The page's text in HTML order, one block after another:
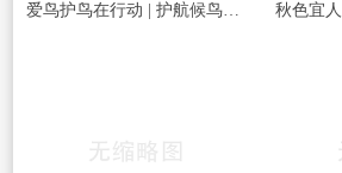
爱鸟护鸟在行动 | 护航候鸟迁徙，守护鸟类家园！哈尔滨青少年在行动……